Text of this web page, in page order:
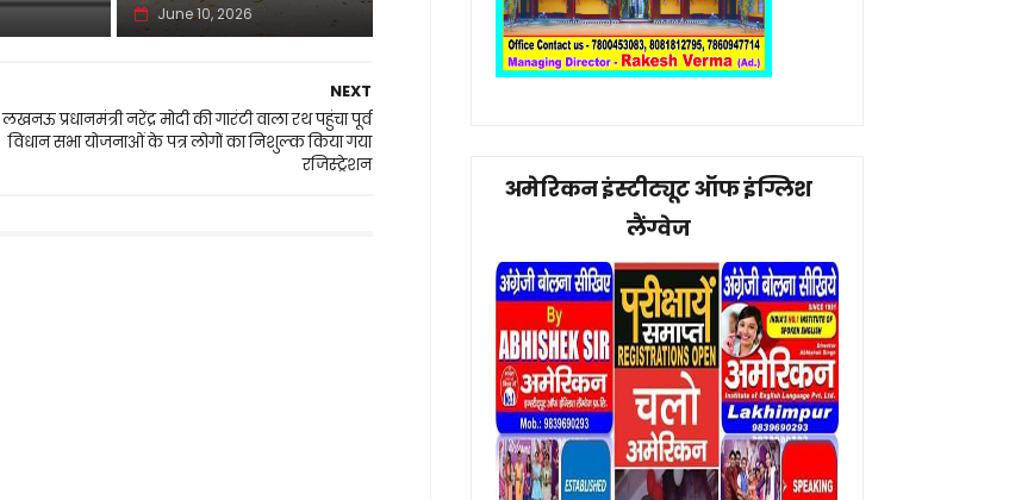
June 10, 2026
NEXT
लखनऊ प्रधानमंत्री नरेंद्र मोदी की गारंटी वाला रथ पहुंचा पूर्व
विधान सभा योजनाओं के पत्र लोगों का निशुल्क किया गया
रजिस्ट्रेशन
अमेरिकन इंस्टीट्यूट ऑफ इंग्लिश
लैंग्वेज